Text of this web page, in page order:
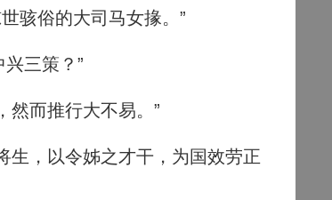
骇俗的大司马女掾。”
三策？”
而推行大不易。”
，以令姊之才干，为国效劳正